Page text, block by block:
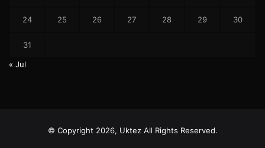
24 25 26 27 28 29 30
31
« Jul
© Copyright 2026, Uktez All Rights Reserved.